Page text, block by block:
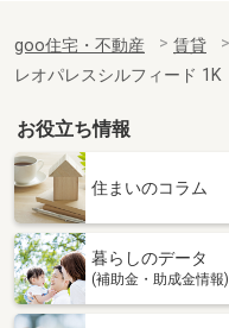
goo住宅・不動産 賃貸
レオパレスシルフィード 1K
お役立ち情報
住まいのコラム
暮らしのデータ
(補助金・助成金情報)